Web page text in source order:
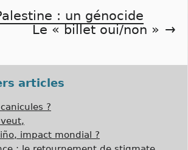
: un génocide
Le « billet oui/non »
articles
?
impact mondial ?